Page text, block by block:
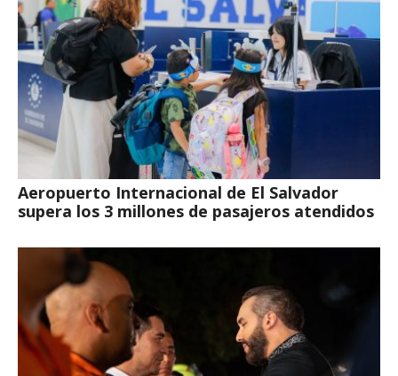
Aeropuerto Internacional de El Salvador
supera los 3 millones de pasajeros atendidos